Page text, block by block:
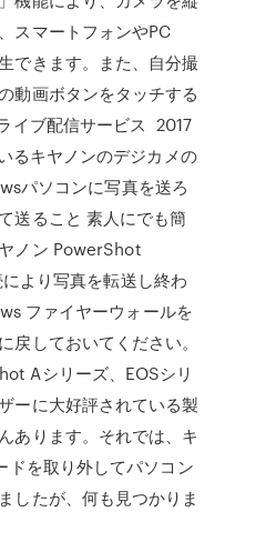
スマートフォンやPC
できます。また、自分撮
動画ボタンをタッチする
イブ配信サービス 2017
るキヤノンのデジカメの
パソコンに写真を送ろ
送ること 素人にでも簡
ノン PowerShot
より写真を転送し終わ
ファイヤーウォールを
戻しておいてください。
Aシリーズ、EOSシリ
ーに大好評されている製
あります。それでは、キ
ドを取り外してパソコン
したが、何も見つかりま